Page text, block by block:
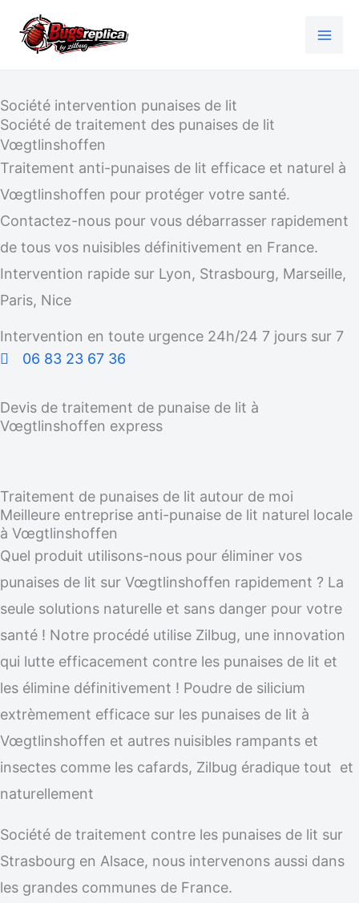
Société intervention punaises de lit
Société de traitement des punaises de lit
Vœgtlinshoffen
Traitement anti-punaises de lit efficace et naturel à
Vœgtlinshoffen pour protéger votre santé.
Contactez-nous pour vous débarrasser rapidement
de tous vos nuisibles définitivement en France.
Intervention rapide sur Lyon, Strasbourg, Marseille,
Paris, Nice
Intervention en toute urgence 24h/24 7 jours sur 7
06 83 23 67 36
Devis de traitement de punaise de lit à
Vœgtlinshoffen express
Traitement de punaises de lit autour de moi
Meilleure entreprise anti-punaise de lit naturel locale
à Vœgtlinshoffen
Quel produit utilisons-nous pour éliminer vos
punaises de lit sur Vœgtlinshoffen rapidement ? La
seule solutions naturelle et sans danger pour votre
santé ! Notre procédé utilise Zilbug, une innovation
qui lutte efficacement contre les punaises de lit et
les élimine définitivement ! Poudre de silicium
extrèmement efficace sur les punaises de lit à
Vœgtlinshoffen et autres nuisibles rampants et
insectes comme les cafards, Zilbug éradique tout et
naturellement
Société de traitement contre les punaises de lit sur
Strasbourg en Alsace, nous intervenons aussi dans
les grandes communes de France.